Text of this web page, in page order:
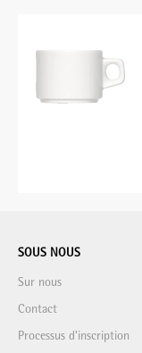
SOUS NOUS
Sur nous
Contact
Processus d'inscription